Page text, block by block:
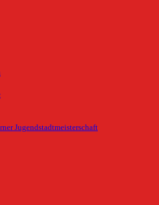
Jugendstadtmeisterschaft